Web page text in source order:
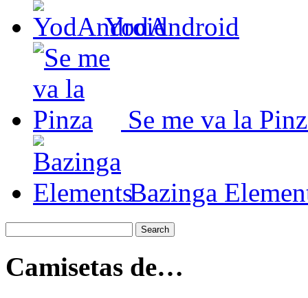
YodAndroid
Se me va la
Bazinga
Camisetas de…